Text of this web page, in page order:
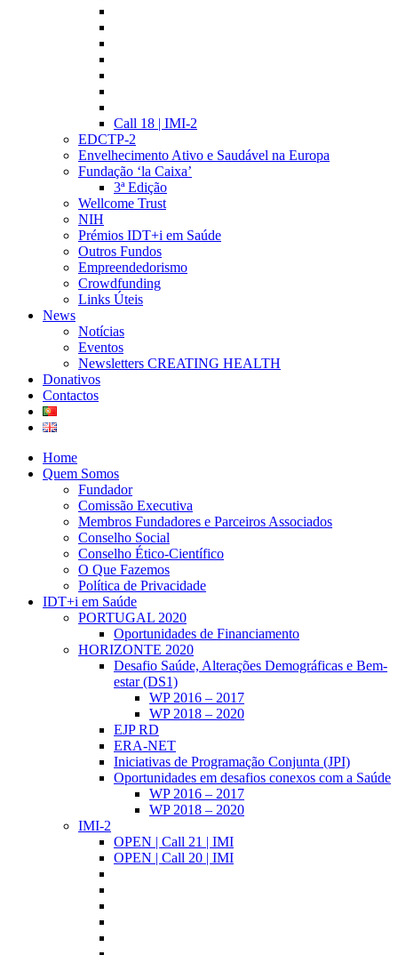
Call 18 | IMI-2
EDCTP-2
Envelhecimento Ativo e Saudável na Europa
Fundação ‘la Caixa’
3ª Edição
Wellcome Trust
NIH
Prémios IDT+i em Saúde
Outros Fundos
Empreendedorismo
Crowdfunding
Links Úteis
News
Notícias
Eventos
Newsletters CREATING HEALTH
Donativos
Contactos
Home
Quem Somos
Fundador
Comissão Executiva
Membros Fundadores e Parceiros Associados
Conselho Social
Conselho Ético-Científico
O Que Fazemos
Política de Privacidade
IDT+i em Saúde
PORTUGAL 2020
Oportunidades de Financiamento
HORIZONTE 2020
Desafio Saúde, Alterações Demográficas e Bem-
estar (DS1)
WP 2016 – 2017
WP 2018 – 2020
EJP RD
ERA-NET
Iniciativas de Programação Conjunta (JPI)
Oportunidades em desafios conexos com a Saúde
WP 2016 – 2017
WP 2018 – 2020
IMI-2
OPEN | Call 21 | IMI
OPEN | Call 20 | IMI